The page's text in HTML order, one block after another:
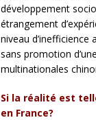
développement
étrangement
niveau d’inefficience
sans promotion
multinationales
Si la réalité est
en France?